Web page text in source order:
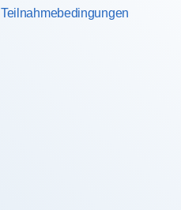
Teilnahmebedingungen